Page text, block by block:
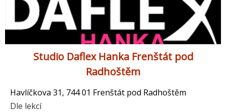
Studio Daflex Hanka Frenštát pod
Radhoštěm
Havlíčkova 31, 744 01 Frenštát pod Radhoštěm
Dle lekcí